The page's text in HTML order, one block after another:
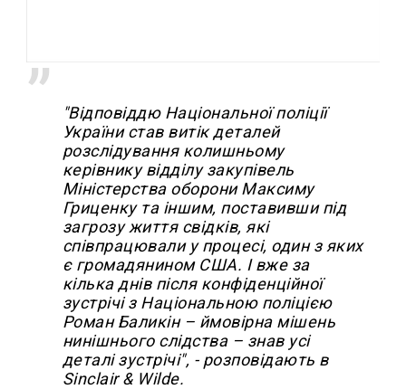
"Відповіддю Національної поліції
України став витік деталей
розслідування колишньому
керівнику відділу закупівель
Міністерства оборони Максиму
Гриценку та іншим, поставивши під
загрозу життя свідків, які
співпрацювали у процесі, один з яких
є громадянином США. І вже за
кілька днів після конфіденційної
зустрічі з Національною поліцією
Роман Баликін – ймовірна мішень
нинішнього слідства – знав усі
деталі зустрічі", - розповідають в
Sinclair & Wilde.